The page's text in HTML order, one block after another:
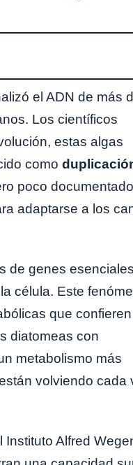
el ADN de más
Los científicos
estas algas
como
poco
adaptarse a los
de genes
célula. Este
que confieren
diatomeas con
metabolismo más
volviendo cada
Alfred